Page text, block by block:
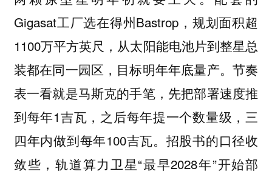
Gigasat工厂选在得州Bastrop，规划面积超
1100万平方英尺，从太阳能电池片到整星总
装都在同一园区，目标明年年底量产。节奏
表一看就是马斯克的手笔，先把部署速度推
到每年1吉瓦，之后每年提一个数量级，三
四年内做到每年100吉瓦。招股书的口径收
敛些，轨道算力卫星“最早2028年”开始部